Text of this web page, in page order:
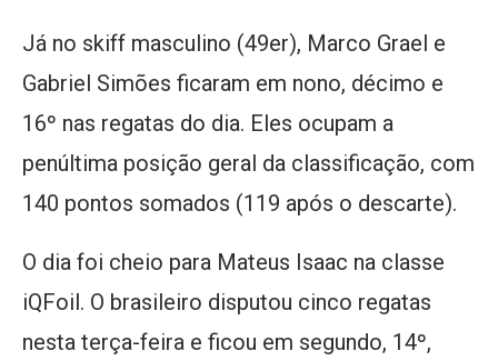
Já no skiff masculino (49er), Marco Grael e
Gabriel Simões ficaram em nono, décimo e
16º nas regatas do dia. Eles ocupam a
penúltima posição geral da classificação, com
140 pontos somados (119 após o descarte).
O dia foi cheio para Mateus Isaac na classe
iQFoil. O brasileiro disputou cinco regatas
nesta terça-feira e ficou em segundo, 14º,